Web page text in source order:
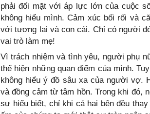
phải đối mặt với áp lực lớn của cuộc
không hiểu mình. Cảm xúc bối rối và
với tương lai và con cái. Chỉ có người
vai trò làm mẹ!
Vì trách nhiệm và tình yêu, người phụ
thể hiện những quan điểm của mình.
không hiểu ý đồ sâu xa của người vợ.
và đồng cảm từ tâm hồn. Trong khi đó,
sự hiểu biết, chỉ khi cả hai bên đều